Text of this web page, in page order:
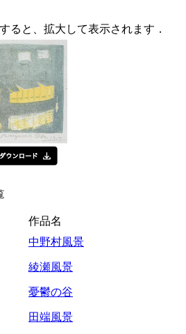
ると、拡大して表示されます．
作品名
中野村風景
綾瀬風景
憂鬱の谷
田端風景